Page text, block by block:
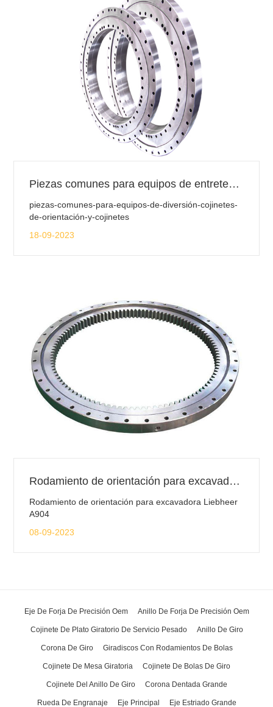
Piezas comunes para equipos de entretenimiento: rodamientos y rodamientos.
piezas-comunes-para-equipos-de-diversión-cojinetes-
de-orientación-y-cojinetes
18-09-2023
Rodamiento de orientación para excavadora Liebheer A904
Rodamiento de orientación para excavadora Liebheer
A904
08-09-2023
Eje De Forja De Precisión Oem Anillo De Forja De Precisión Oem
Cojinete De Plato Giratorio De Servicio Pesado Anillo De Giro
Corona De Giro Giradiscos Con Rodamientos De Bolas
Cojinete De Mesa Giratoria Cojinete De Bolas De Giro
Cojinete Del Anillo De Giro Corona Dentada Grande
Rueda De Engranaje Eje Principal Eje Estriado Grande